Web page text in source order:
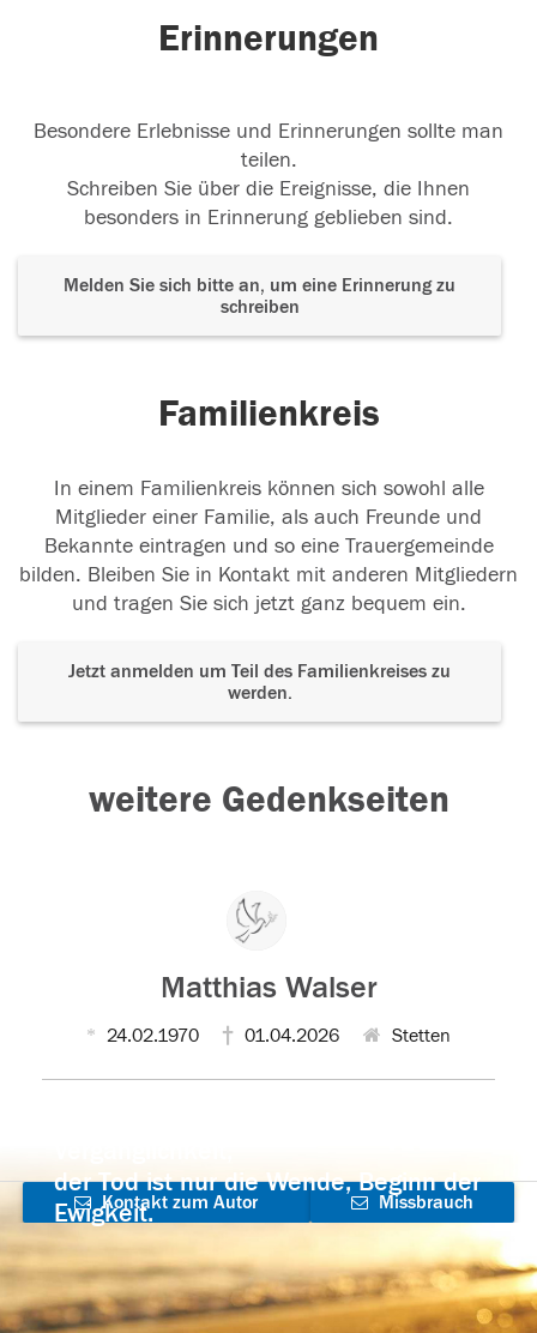
Erinnerungen
Besondere Erlebnisse und Erinnerungen sollte man
teilen.
Schreiben Sie über die Ereignisse, die Ihnen
besonders in Erinnerung geblieben sind.
Melden Sie sich bitte an, um eine Erinnerung zu
schreiben
Familienkreis
In einem Familienkreis können sich sowohl alle
Mitglieder einer Familie, als auch Freunde und
Bekannte eintragen und so eine Trauergemeinde
bilden. Bleiben Sie in Kontakt mit anderen Mitgliedern
und tragen Sie sich jetzt ganz bequem ein.
Jetzt anmelden um Teil des Familienkreises zu
werden.
weitere Gedenkseiten
Matthias Walser
24.02.1970 01.04.2026 Stetten
der Tod ist nur die Wende, Beginn der
Ewigkeit.
Kontakt zum Autor
aufnehmen
Missbrauch